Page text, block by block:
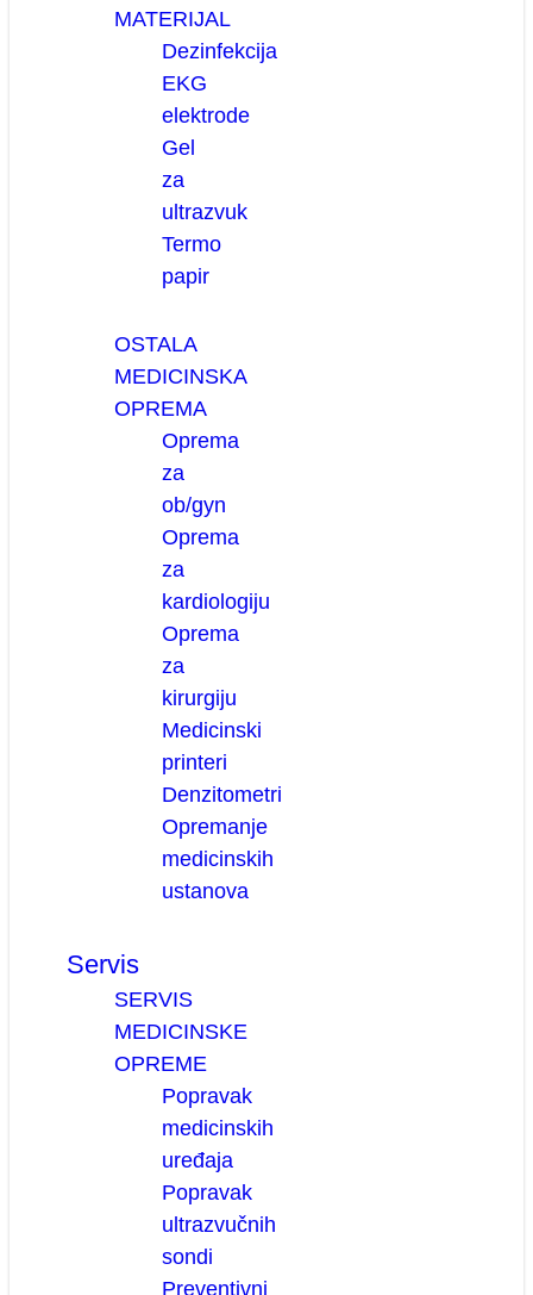
MATERIJAL
Dezinfekcija
EKG
elektrode
Gel
za
ultrazvuk
Termo
papir
OSTALA
MEDICINSKA
OPREMA
Oprema
za
ob/gyn
Oprema
za
kardiologiju
Oprema
za
kirurgiju
Medicinski
printeri
Denzitometri
Opremanje
medicinskih
ustanova
Servis
SERVIS
MEDICINSKE
OPREME
Popravak
medicinskih
uređaja
Popravak
ultrazvučnih
sondi
Preventivni